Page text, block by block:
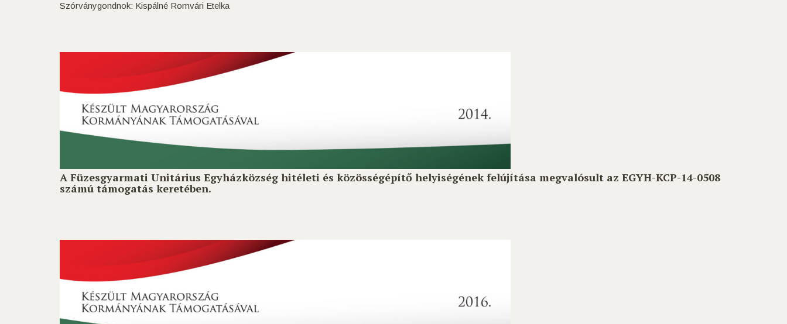
Szórványgondnok: Kispálné Romvári Etelka
A Füzesgyarmati Unitárius Egyházközség hitéleti és közösségépítő helyiségének felújítása megvalósult az EGYH-KCP-14-0508
számú támogatás keretében.